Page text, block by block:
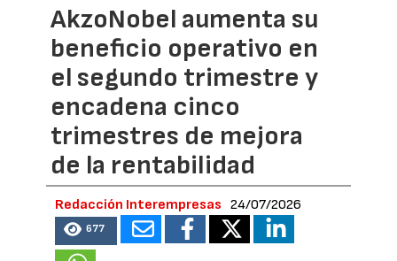
AkzoNobel aumenta su
beneficio operativo en
el segundo trimestre y
encadena cinco
trimestres de mejora
de la rentabilidad
Redacción Interempresas 24/07/2026
677